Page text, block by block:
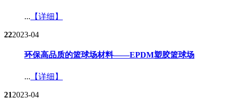
... 【详细】
222023-04
环保高品质的篮球场材料——EPDM塑胶篮球场​
... 【详细】
212023-04